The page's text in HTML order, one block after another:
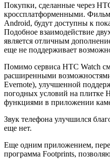
Покупки, сделанные через
кроссплатформенными.
Android, будут доступны к
Подобное взаимодействие
является отличным
еще не поддерживает
Помимо сервиса HTC Watch
расширенными
Evernote), улучшенной
погодных условий на плитке
функциями в приложении
Звук телефона улучшился
еще нет.
Еще одним приложением,
программа Footprints,